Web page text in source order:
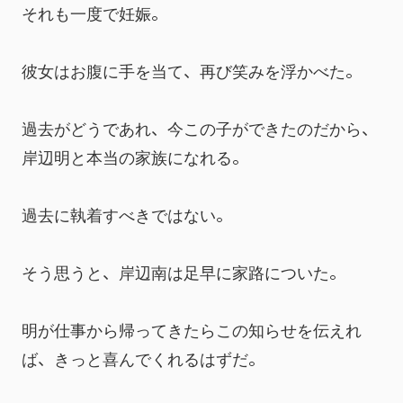
それも一度で妊娠。
彼女はお腹に手を当て、再び笑みを浮かべた。
過去がどうであれ、今この子ができたのだから、
岸辺明と本当の家族になれる。
過去に執着すべきではない。
そう思うと、岸辺南は足早に家路についた。
明が仕事から帰ってきたらこの知らせを伝えれ
ば、きっと喜んでくれるはずだ。